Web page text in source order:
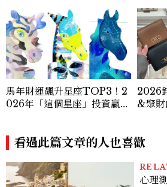
馬年財運飆升星座TOP3！2
026年「這個星座」投資贏面
2026
&聚財
看過此篇文章的人也喜歡
心理